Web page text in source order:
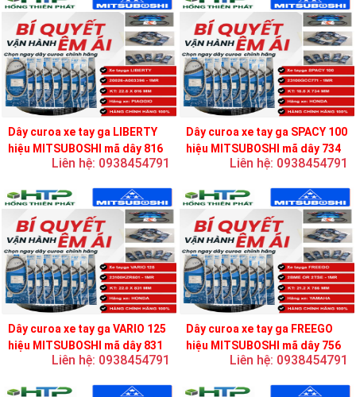
Dây curoa xe tay ga LIBERTY
hiệu MITSUBOSHI mã dây 816
Liên hệ: 0938454791
Dây curoa xe tay ga SPACY 100
hiệu MITSUBOSHI mã dây 734
Liên hệ: 0938454791
Dây curoa xe tay ga VARIO 125
hiệu MITSUBOSHI mã dây 831
Liên hệ: 0938454791
Dây curoa xe tay ga FREEGO
hiệu MITSUBOSHI mã dây 756
Liên hệ: 0938454791